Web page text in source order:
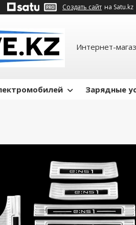
Создать сайт на Satu.kz
Интернет-
Зарядные